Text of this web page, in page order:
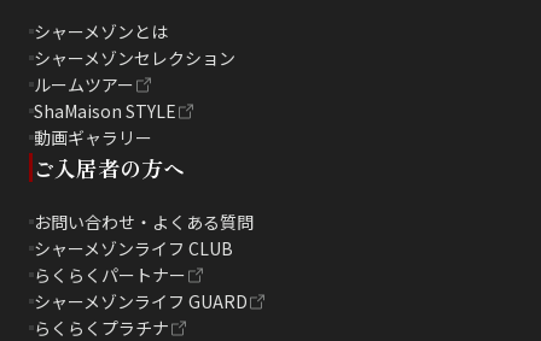
シャーメゾンとは
シャーメゾンセレクション
ルームツアー
ShaMaison STYLE
動画ギャラリー
ご入居者の方へ
お問い合わせ・よくある質問
シャーメゾンライフ CLUB
らくらくパートナー
シャーメゾンライフ GUARD
らくらくプラチナ